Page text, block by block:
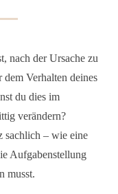
nach der Ursache zu
Verhalten deines
du dies im
verändern?
sachlich – wie eine
Aufgabenstellung
musst.